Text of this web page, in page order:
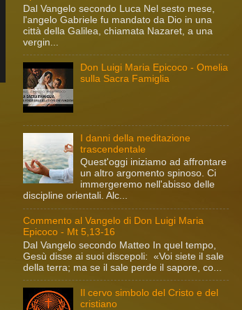
Dal Vangelo secondo Luca Nel sesto mese,
l'angelo Gabriele fu mandato da Dio in una
città della Galilea, chiamata Nazaret, a una
vergin...
Don Luigi Maria Epicoco - Omelia
sulla Sacra Famiglia
I danni della meditazione
trascendentale
Quest'oggi iniziamo ad affrontare
un altro argomento spinoso. Ci
immergeremo nell'abisso delle
discipline orientali. Alc...
Commento al Vangelo di Don Luigi Maria
Epicoco - Mt 5,13-16
Dal Vangelo secondo Matteo In quel tempo,
Gesù disse ai suoi discepoli: «Voi siete il sale
della terra; ma se il sale perde il sapore, co...
Il cervo simbolo del Cristo e del
cristiano